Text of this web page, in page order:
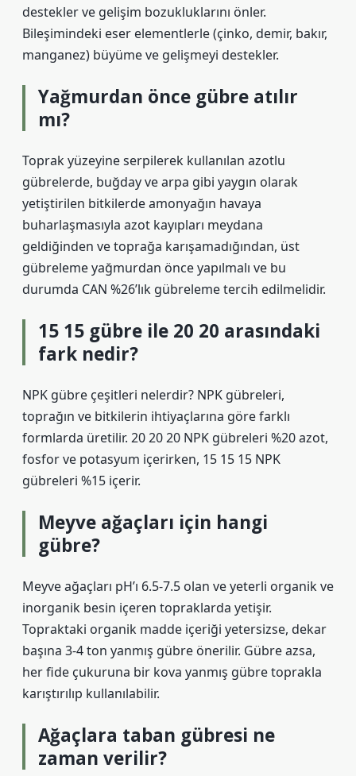
destekler ve gelişim bozukluklarını önler.
Bileşimindeki eser elementlerle (çinko, demir, bakır,
manganez) büyüme ve gelişmeyi destekler.
Yağmurdan önce gübre atılır
mı?
Toprak yüzeyine serpilerek kullanılan azotlu
gübrelerde, buğday ve arpa gibi yaygın olarak
yetiştirilen bitkilerde amonyağın havaya
buharlaşmasıyla azot kayıpları meydana
geldiğinden ve toprağa karışamadığından, üst
gübreleme yağmurdan önce yapılmalı ve bu
durumda CAN %26’lık gübreleme tercih edilmelidir.
15 15 gübre ile 20 20 arasındaki
fark nedir?
NPK gübre çeşitleri nelerdir? NPK gübreleri,
toprağın ve bitkilerin ihtiyaçlarına göre farklı
formlarda üretilir. 20 20 20 NPK gübreleri %20 azot,
fosfor ve potasyum içerirken, 15 15 15 NPK
gübreleri %15 içerir.
Meyve ağaçları için hangi
gübre?
Meyve ağaçları pH’ı 6.5-7.5 olan ve yeterli organik ve
inorganik besin içeren topraklarda yetişir.
Topraktaki organik madde içeriği yetersizse, dekar
başına 3-4 ton yanmış gübre önerilir. Gübre azsa,
her fide çukuruna bir kova yanmış gübre toprakla
karıştırılıp kullanılabilir.
Ağaçlara taban gübresi ne
zaman verilir?